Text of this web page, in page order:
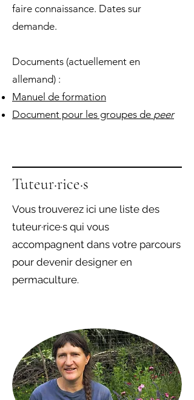
faire connaissance. Dates sur
demande.
Documents (actuellement en
allemand) :
Manuel de formation
Document pour les groupes de peer
Tuteur·rice·s
Vous trouverez ici une liste des
tuteur·rice·s qui vous
accompagnent dans votre parcours
pour devenir designer en
permaculture.